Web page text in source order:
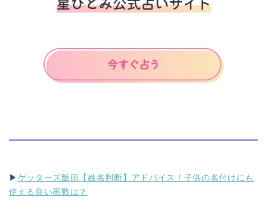
▶ ゲッターズ飯田【姓名判断】アドバイス！子供の名付けにも
使える良い画数は？